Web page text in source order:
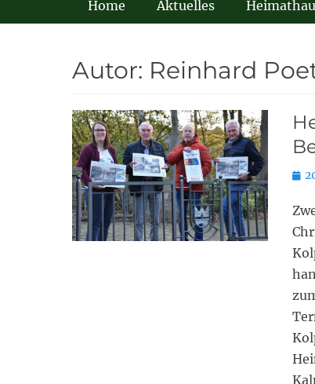
Home Aktuelles
Autor: Reinhard